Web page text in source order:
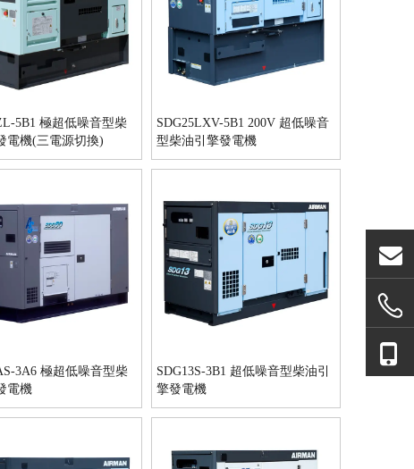
5B1 極超低噪音型柴
電機(三電源切換)
SDG25LXV-5B1 200V 超低噪音
型柴油引擎發電機
3A6 極超低噪音型柴
電機
SDG13S-3B1 超低噪音型柴油引
擎發電機